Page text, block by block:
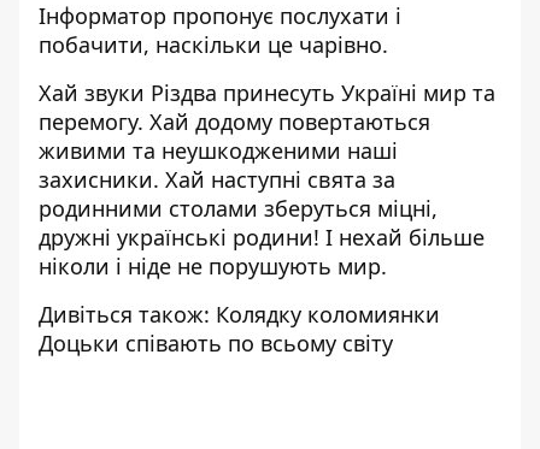
Інформатор пропонує послухати і
побачити, наскільки це чарівно.
Хай звуки Різдва принесуть Україні мир та
перемогу. Хай додому повертаються
живими та неушкодженими наші
захисники. Хай наступні свята за
родинними столами зберуться міцні,
дружні українські родини! І нехай більше
ніколи і ніде не порушують мир.
Дивіться також: Колядку коломиянки
Доцьки співають по всьому світу